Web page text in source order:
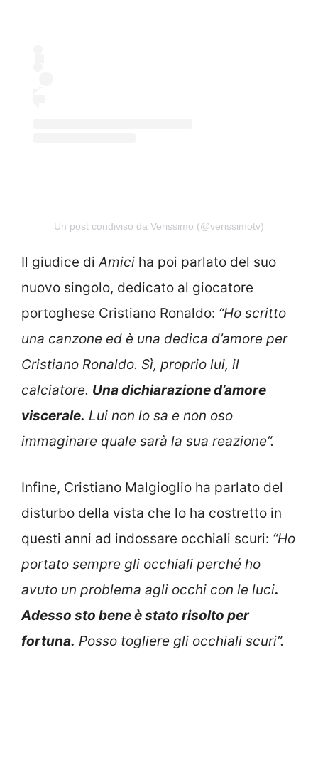
Un post condiviso da Verissimo (@verissimotv)
Il giudice diAmici ha poi parlato del suo
nuovo singolo, dedicato al giocatore
portoghese Cristiano Ronaldo: “Ho scritto
una canzone ed è una dedica d’amore per
Cristiano Ronaldo. Sì, proprio lui, il
calciatore. Una dichiarazione d’amore
viscerale. Lui non lo sa e non oso
immaginare quale sarà la sua reazione”.
Infine, Cristiano Malgioglio ha parlato del
disturbo della vista che lo ha costretto in
questi anni ad indossare occhiali scuri: “Ho
portato sempre gli occhiali perché ho
avuto un problema agli occhi con le luci.
Adesso sto bene è stato risolto per
fortuna. Posso togliere gli occhiali scuri”.